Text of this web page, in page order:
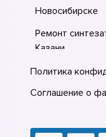
Новосибирске
Ремонт
Казани
Ремонт
Политика
Соглашение о